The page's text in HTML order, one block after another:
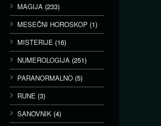
MAGIJA (233)
MESEČNI HOROSKOP (1)
MISTERIJE (16)
NUMEROLOGIJA (251)
PARANORMALNO (5)
RUNE (3)
SANOVNIK (4)